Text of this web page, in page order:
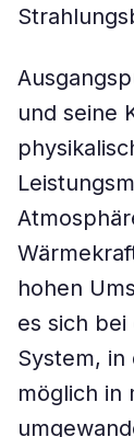
und seine
hohen
es sich
System, in
möglich in